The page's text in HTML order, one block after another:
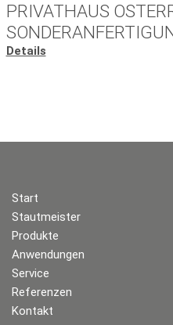
PRIVATHAUS
Details
Start
Stautmeister
Produkte
Anwendungen
Service
Referenzen
Kontakt